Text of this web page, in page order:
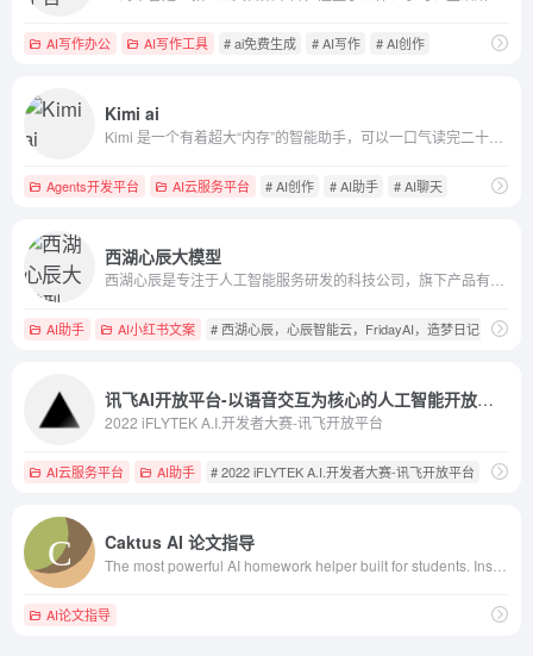
AI写作办公 AI写作工具 # ai免费生成 # AI写作 # AI创作
Kimi ai
Agents开发平台 AI云服务平台 # AI创作 # AI助手 # AI聊天
西湖心辰大模型
AI助手 AI小红书文案 # 西湖心辰，心辰智能云，FridayAI，造梦日记，聊会
讯飞AI开放平台-以语音交互为核心的人工智能开放平台
2022 iFLYTEK A.I.开发者大赛-讯飞开放平台
AI云服务平台 AI助手 # 2022 iFLYTEK A.I.开发者大赛-讯飞开放平台
Caktus AI 论文指导
AI论文指导